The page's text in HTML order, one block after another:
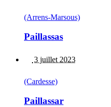
(Arrens-Marsous)
Paillassas
3 juillet 2023
(Cardesse)
Paillassar